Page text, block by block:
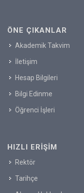
ÖNE ÇIKANLAR
Akademik Takvim
İletişim
Hesap Bilgileri
Bilgi Edinme
Öğrenci İşleri
HIZLI ERIŞIM
Rektör
Tarihçe